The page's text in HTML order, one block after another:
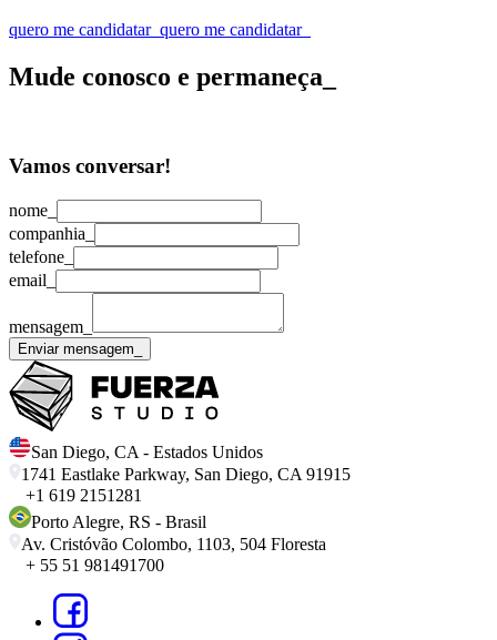
quero me candidatar_ quero me candidatar_
Mude conosco e permaneça_
Vamos conversar!
nome_
companhia_
telefone_
email_
mensagem_
Enviar mensagem_
San Diego, CA - Estados Unidos
1741 Eastlake Parkway, San Diego, CA 91915
+1 619 2151281
Porto Alegre, RS - Brasil
Av. Cristóvão Colombo, 1103, 504 Floresta
+ 55 51 981491700